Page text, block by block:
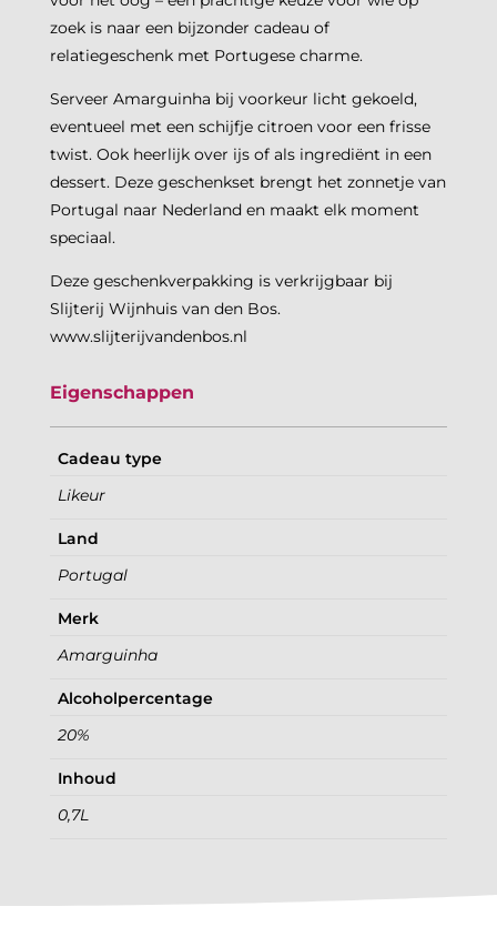
zoek is naar een bijzonder cadeau of
relatiegeschenk met Portugese charme.
Serveer Amarguinha bij voorkeur licht gekoeld,
eventueel met een schijfje citroen voor een frisse
twist. Ook heerlijk over ijs of als ingrediënt in een
dessert. Deze geschenkset brengt het zonnetje van
Portugal naar Nederland en maakt elk moment
speciaal.
Deze geschenkverpakking is verkrijgbaar bij
Slijterij Wijnhuis van den Bos.
www.slijterijvandenbos.nl
Eigenschappen
Cadeau type
Likeur
Land
Portugal
Merk
Amarguinha
Alcoholpercentage
20%
Inhoud
0,7L